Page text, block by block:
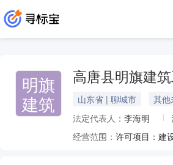
明旗
建筑
高唐县明旗建
山东省 | 聊城市 其他
法定代表人： 李海明
经营范围：